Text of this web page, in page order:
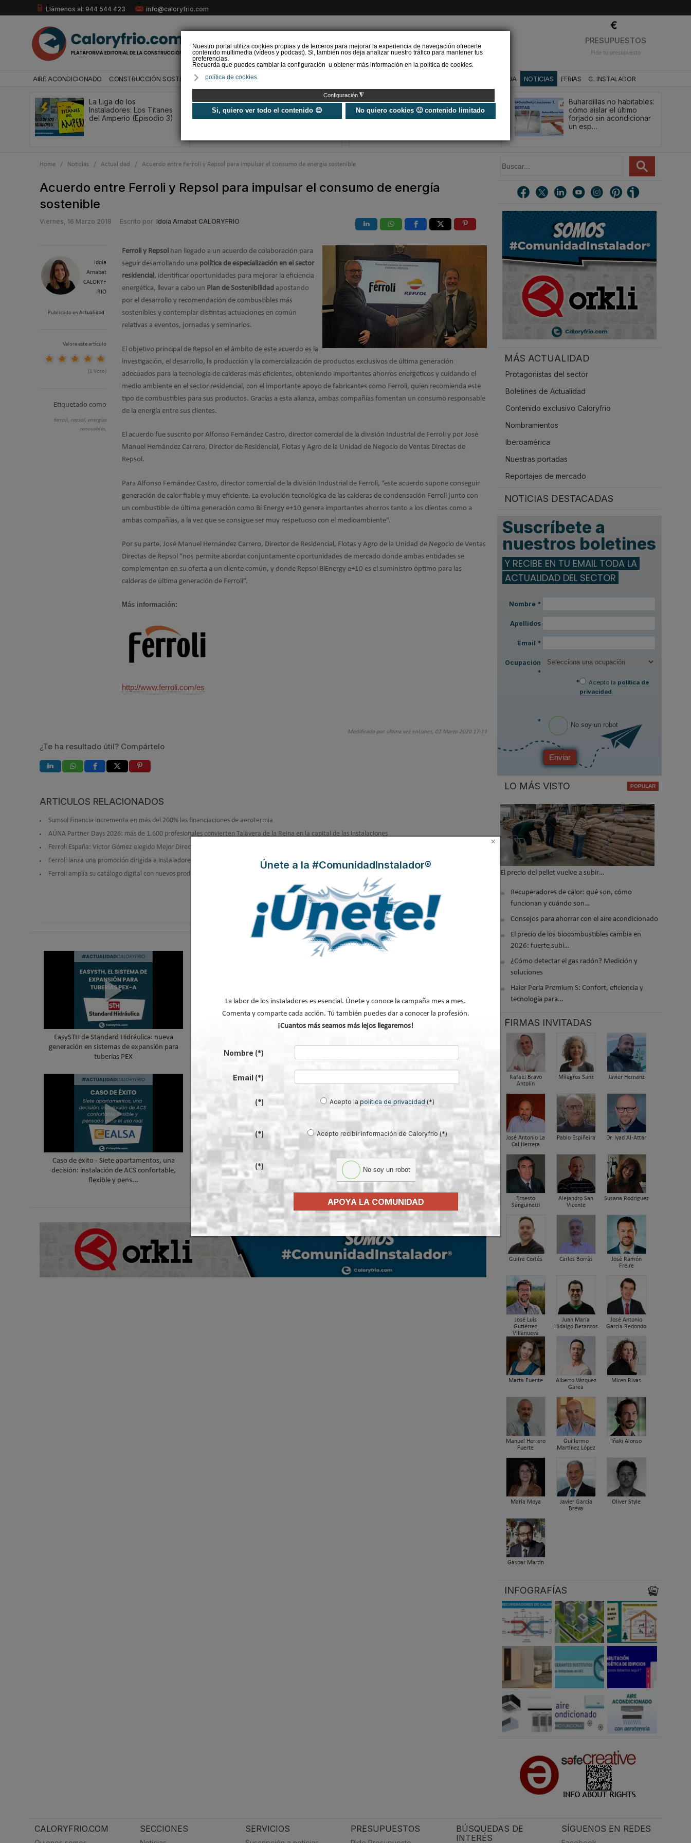
Nuestro portal utiliza cookies propias y de terceros para mejorar la experiencia de navegación ofrecerte
contenido multimedia (vídeos y podcast). Si, también nos deja analizar nuestro tráfico para mantener tus
preferencias.
Recuerda que puedes cambiar la configuración u obtener más información en la política de cookies.
política de cookies.
Configuración ◮
Si, quiero ver todo el contenido 😊 No quiero cookies 🙁 contenido limitado
Llámenos al: 944 544 423 info@caloryfrio.com
PRESUPUESTOS
Pide tu presupuesto
AIRE ACONDICIONADO CONSTRUCCIÓN SOSTENIBLE ENERGÍAS RENOVABLES BAÑO Y AGUA NOTICIAS FERIAS C. INSTALADOR
La Liga de los
Instaladores: Los Titanes
del Amperio (Episodio 3)
Universo Aniversario - Un
año, muchos momentos
Verifactu en
climatización: qué le va a
exigir la ley a tu
Buhardillas no habitables:
cómo aislar el último
forjado sin acondicionar
un esp…
Home / Noticias / Actualidad / Acuerdo entre Ferroli y Repsol para impulsar el consumo de energía sostenible
Acuerdo entre Ferroli y Repsol para impulsar el consumo de energía
sostenible
Viernes, 16 Marzo 2018 Escrito por Idoia Arnabat CALORYFRIO
Idoia
Arnabat
CALORYF
RIO
Publicado en Actualidad
Valora este artículo
(1 Voto)
Etiquetado como
ferroli, repsol, energías
renovables,
Ferroli y Repsol han llegado a un acuerdo de colaboración para
seguir desarrollando una política de especialización en el sector
residencial, identificar oportunidades para mejorar la eficiencia
energética, llevar a cabo un Plan de Sostenibilidad apostando
por el desarrollo y recomendación de combustibles más
sostenibles y contemplar distintas actuaciones en común
relativas a eventos, jornadas y seminarios.
El objetivo principal de Repsol en el ámbito de este acuerdo es la
investigación, el desarrollo, la producción y la comercialización de productos exclusivos de última generación
adecuados para la tecnología de calderas más eficientes, obteniendo importantes ahorros energéticos y cuidando el
medio ambiente en el sector residencial, con el importante apoyo de fabricantes como Ferroli, quien recomienda este
tipo de combustibles para sus productos. Gracias a esta alianza, ambas compañías fomentan un consumo responsable
de la energía entre sus clientes.
El acuerdo fue suscrito por Alfonso Fernández Castro, director comercial de la división Industrial de Ferroli y por José
Manuel Hernández Carrero, Director de Residencial, Flotas y Agro de la Unidad de Negocio de Ventas Directas de
Repsol.
Para Alfonso Fernández Castro, director comercial de la división Industrial de Ferroli, “este acuerdo supone conseguir
generación de calor fiable y muy eficiente. La evolución tecnológica de las calderas de condensación Ferroli junto con
un combustible de última generación como Bi Energy e+10 genera importantes ahorros tanto a los clientes como a
ambas compañías, a la vez que se consigue ser muy respetuoso con el medioambiente”.
Por su parte, José Manuel Hernández Carrero, Director de Residencial, Flotas y Agro de la Unidad de Negocio de Ventas
Directas de Repsol “nos permite abordar conjuntamente oportunidades de mercado donde ambas entidades se
complementan en su oferta a un cliente común, y donde Repsol BiEnergy e+10 es el suministro óptimo para las
calderas de última generación de Ferroli”.
Más información:
http://www.ferroli.com/es
Modificado por última vez enLunes, 02 Marzo 2020 17:13
¿Te ha resultado útil? Compártelo
ARTÍCULOS RELACIONADOS
Sumsol Financia incrementa en más del 200% las financiaciones de aerotermia
AÚNA Partner Days 2026: más de 1.600 profesionales convierten Talavera de la Reina en la capital de las instalaciones
Ferroli España: Víctor Gómez elegido Mejor Directivo del Año por FAE
Ferroli lanza una promoción dirigida a instaladores para conseguir camisetas oficiales de la Selección Española
Ferroli amplía su catálogo digital con nuevos productos en climatización y aerotermia
EasySTH de Standard Hidráulica: nueva
generación en sistemas de expansión para
tuberías PEX
cubierta en una infraestructura activa de
gestión del agua...
#ComunidadInstalador® | Mecatrónica
Industrial
Caso de éxito - Siete apartamentos, una
decisión: instalación de ACS confortable,
flexible y pens...
Caso de éxito - Sistema de evacuación de
humos de grupos electrógenos en una
fábrica de vidrios e...
Caso de éxito - Sistema de tratamiento de
aguas residuales en un hotel de Málaga
u
r
MÁS ACTUALIDAD
Protagonistas del sector
Boletines de Actualidad
Contenido exclusivo Caloryfrio
Nombramientos
Iberoamérica
Nuestras portadas
Reportajes de mercado
NOTICIAS DESTACADAS
Suscríbete a
nuestros boletines
Y RECIBE EN TU EMAIL TODA LA
ACTUALIDAD DEL SECTOR
Nombre *
Apellidos
Email *
Ocupación
*
*
Acepto la política de
privacidad.
* No soy un robot
Enviar
LO MÁS VISTO
El precio del pellet vuelve a subir…
Recuperadores de calor: qué son, cómo
funcionan y cuándo son…
Consejos para ahorrar con el aire acondicionado
El precio de los biocombustibles cambia en
2026: fuerte subi…
¿Cómo detectar el gas radón? Medición y
soluciones
Haier Perla Premium S: Confort, eficiencia y
tecnología para…
FIRMAS INVITADAS
Rafael Bravo
Antolín
Milagros Sanz Javier Hernanz
José Antonio La
Cal Herrera
Pablo Espiñeira Dr. Iyad Al-Attar
Ernesto
Sanguinetti
Alejandro San
Vicente
Susana Rodriguez
Guifre Cortés Carles Borrás
José Ramón
Freire
José Luis
Gutiérrez
Villanueva
Juan María
Hidalgo Betanzos
José Antonio
García Redondo
Marta Fuente
Alberto Vázquez
Garea
Miren Rivas
Manuel Herrero
Fuerte
Guillermo
Martínez López
Iñaki Alonso
María Moya
Javier García
Breva
Oliver Style
Gaspar Martín
INFOGRAFÍAS
CALORYFRIO.COM SECCIONES SERVICIOS PRESUPUESTOS
BÚSQUEDAS DE
INTERÉS
SÍGUENOS EN REDES
×
Únete a la #ComunidadInstalador®
La labor de los instaladores es esencial. Únete y conoce la campaña mes a mes.
Comenta y comparte cada acción. Tú también puedes dar a conocer la profesión.
¡Cuantos más seamos más lejos llegaremos!
Nombre (*)
Email (*)
(*) Acepto lapolítica de privacidad (*)
(*) Acepto recibir información de Caloryfrio (*)
(*) No soy un robot
APOYA LA COMUNIDAD